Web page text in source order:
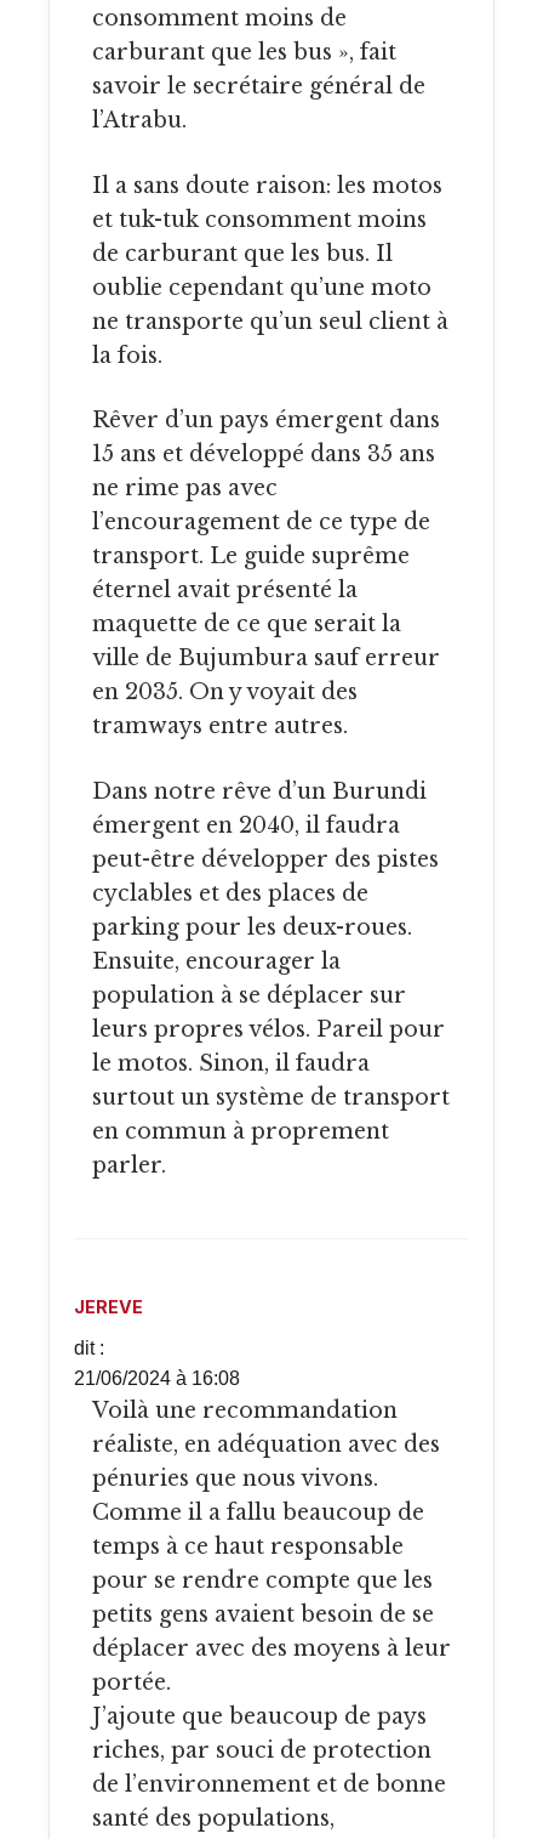
consomment moins de
carburant que les bus », fait
savoir le secrétaire général de
l’Atrabu.
Il a sans doute raison: les motos
et tuk-tuk consomment moins
de carburant que les bus. Il
oublie cependant qu’une moto
ne transporte qu’un seul client à
la fois.
Rêver d’un pays émergent dans
15 ans et développé dans 35 ans
ne rime pas avec
l’encouragement de ce type de
transport. Le guide suprême
éternel avait présenté la
maquette de ce que serait la
ville de Bujumbura sauf erreur
en 2035. On y voyait des
tramways entre autres.
Dans notre rêve d’un Burundi
émergent en 2040, il faudra
peut-être développer des pistes
cyclables et des places de
parking pour les deux-roues.
Ensuite, encourager la
population à se déplacer sur
leurs propres vélos. Pareil pour
le motos. Sinon, il faudra
surtout un système de transport
en commun à proprement
parler.
JEREVE
dit :
21/06/2024 à 16:08
Voilà une recommandation
réaliste, en adéquation avec des
pénuries que nous vivons.
Comme il a fallu beaucoup de
temps à ce haut responsable
pour se rendre compte que les
petits gens avaient besoin de se
déplacer avec des moyens à leur
portée.
J’ajoute que beaucoup de pays
riches, par souci de protection
de l’environnement et de bonne
santé des populations,